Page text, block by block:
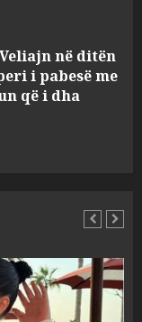
në ditën
i pabesë me
që i dha
A u vodhën